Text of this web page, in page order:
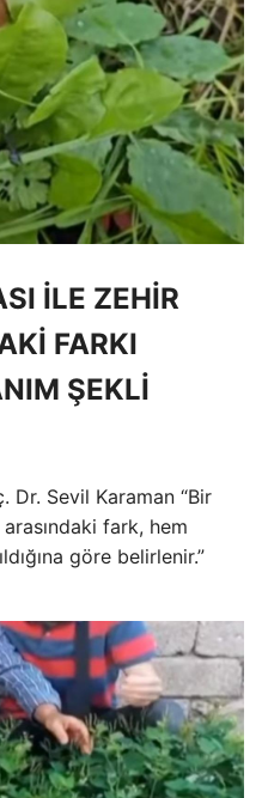
İLE ZEHİR
FARKI
ŞEKLİ
Dr. Sevil Karaman “Bir
fark, hem
göre belirlenir.”